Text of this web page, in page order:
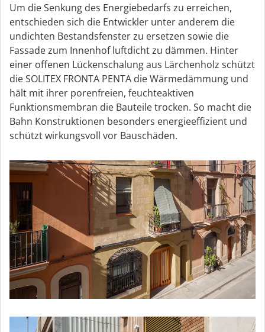
Um die Senkung des Energiebedarfs zu erreichen,
entschieden sich die Entwickler unter anderem die
undichten Bestandsfenster zu ersetzen sowie die
Fassade zum Innenhof luftdicht zu dämmen. Hinter
einer offenen Lückenschalung aus Lärchenholz schützt
die SOLITEX FRONTA PENTA die Wärmedämmung und
hält mit ihrer porenfreien, feuchteaktiven
Funktionsmembran die Bauteile trocken. So macht die
Bahn Konstruktionen besonders energieeffizient und
schützt wirkungsvoll vor Bauschäden.